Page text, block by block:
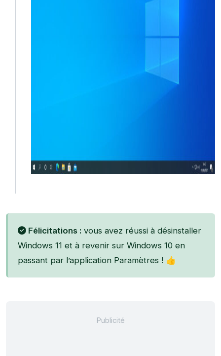
Félicitations : vous avez réussi à désinstaller
Windows 11 et à revenir sur Windows 10 en
passant par l’application Paramètres ! 👍